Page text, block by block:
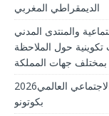
الديمقراطي المغربي
والمنتدى المدني
حول الملاحظة
بمختلف جهات المملكة
2026وفد مغربي يشارك بفاعلية في فعاليات المنتدى الاجتماعي العالمي
بكوتونو